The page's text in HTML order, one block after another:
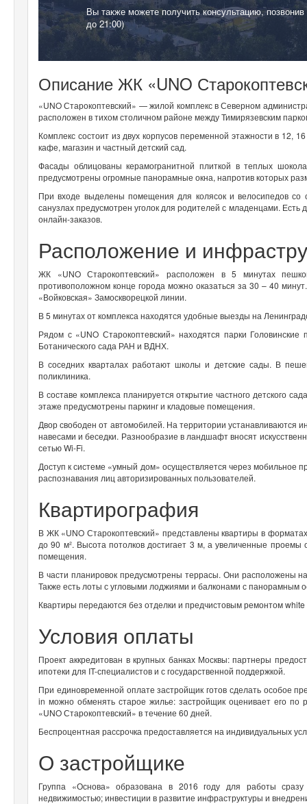
Вы также можете получить консультацию,
до 21:00)
Описание ЖК «UNO
«UNO Старокоптевский» — жилой комплекс в Северном
расположен в тихом столичном районе между Тимирязевским
Комплекс состоит из двух корпусов переменной этажности в 12,
кафе, магазин и частный детский сад.
Фасады облицованы керамогранитной плиткой в теплых
предусмотрены огромные панорамные окна, напротив которых
При входе выделены помещения для колясок и велосипедов со
санузлах предусмотрен уголок для родителей с младенцами.
онлайн-заказов.
Расположение и
ЖК «UNO Старокоптевский» расположен в 5 минутах
противоположном конце города можно оказаться за 30 – 40
«Войковская» Замоскворецкой линии.
В 5 минутах от комплекса находятся удобные выезды на
Рядом с «UNO Старокоптевский» находятся парки
Ботанического сада РАН и ВДНХ.
В соседних кварталах работают школы и детские сады. В
поликлиника.
В составе комплекса планируется открытие частного детского
этаже предусмотрены паркинг и кладовые помещения.
Двор свободен от автомобилей. На территории устанавливаются
навесами и беседки. Разнообразие в ландшафт вносят
сетью Wi-Fi.
Доступ к системе «умный дом» осуществляется через мобильное
распознавания лиц авторизированных пользователей.
Квартирография
В ЖК «UNO Старокоптевский» представлены квартиры в
до 90 м². Высота потолков достигает 3 м, а увеличенные проемы
помещения.
В части планировок предусмотрены террасы. Они расположены
Также есть лоты с угловыми лоджиями и балконами с панорамным
Квартиры передаются без отделки и предчистовым ремонтом
Условия оплаты
Проект аккредитован в крупных банках Москвы: партнеры
ипотеки для IT-специалистов и с государственной поддержкой.
При единовременной оплате застройщик готов сделать особое
in можно обменять старое жилье: застройщик оценивает его
«UNO Старокоптевский» в течение 60 дней.
Беспроцентная рассрочка предоставляется на индивидуальных
О застройщике
Группа «Основа» образована в 2016 году для работы
недвижимостью; инвестиции в развитие инфраструктуры и